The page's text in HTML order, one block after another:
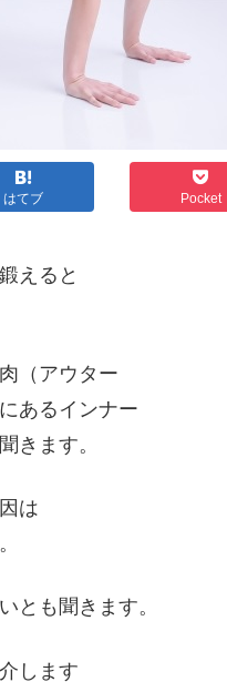
はてブ Pocket
えると
（アウター
あるインナー
きます。
は
とも聞きます。
します